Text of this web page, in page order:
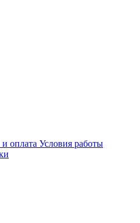
и оплата Условия работы